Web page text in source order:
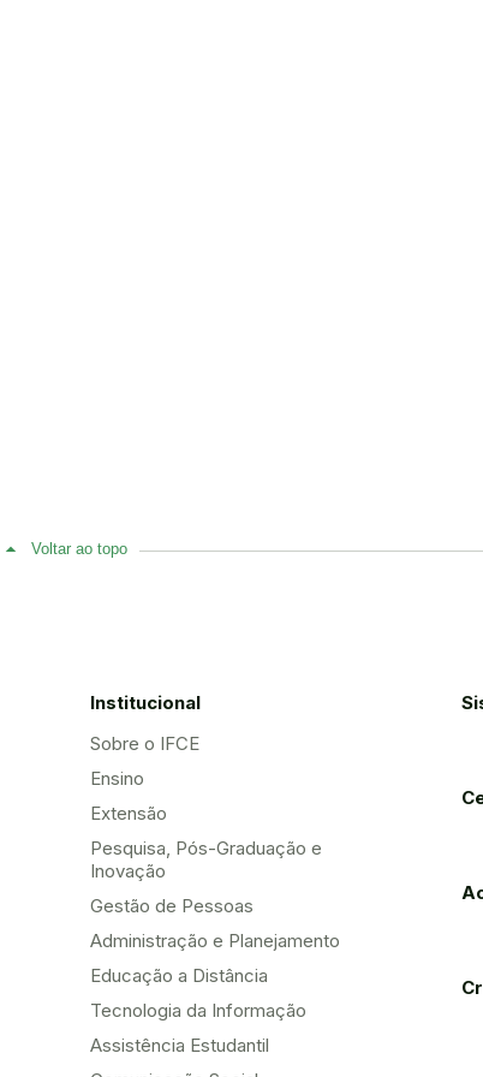
Voltar ao topo
Institucional
Sobre o IFCE
Ensino
Extensão
Pesquisa, Pós-Graduação e
Inovação
Gestão de Pessoas
Administração e Planejamento
Educação a Distância
Tecnologia da Informação
Assistência Estudantil